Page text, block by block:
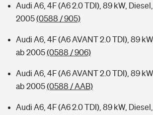
Audi A6, 4F (A6 2.0 TDI), 89 kW,
2005(0588 / 905)
Audi A6, 4F (A6 AVANT 2.0 TDI), 89
ab 2005(0588 / 906)
Audi A6, 4F (A6 AVANT 2.0 TDI), 89
ab 2005(0588 / AAB)
Audi A6, 4F (A6 2.0 TDI), 89 kW,